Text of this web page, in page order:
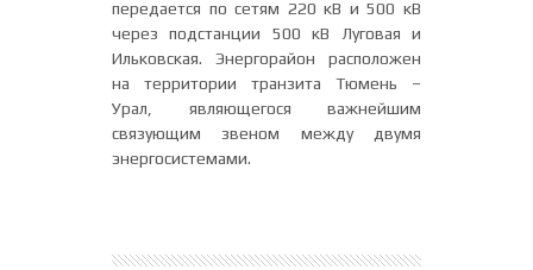
передается по сетям 220 кВ и 500 кВ
через подстанции 500 кВ Луговая и
Ильковская. Энергорайон расположен
на территории транзита Тюмень –
Урал, являющегося важнейшим
связующим звеном между двумя
энергосистемами.